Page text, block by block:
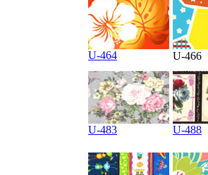
U-464 U-466
U-483 U-488